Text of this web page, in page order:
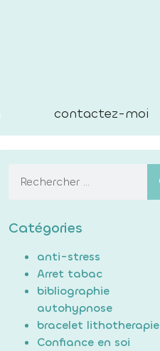
contactez-moi
Catégories
anti-stress
Arret tabac
bibliographie
autohypnose
bracelet lithotherapie
Confiance en soi